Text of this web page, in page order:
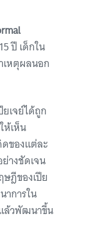
ปี เด็กใน
หตุผลนอก
เจย์ได้ถูก
ห้เห็น
ของแต่ละ
างชัดเจน
ษฎีของเปีย
าการใน
ล้วพัฒนาขึ้น